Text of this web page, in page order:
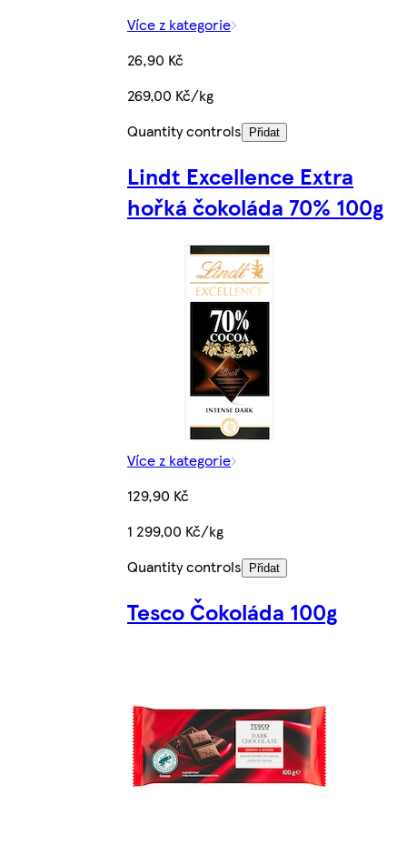
Více z kategorie
26,90 Kč
269,00 Kč/kg
Quantity controls
Přidat
Lindt Excellence Extra
hořká čokoláda 70% 100g
Více z kategorie
129,90 Kč
1 299,00 Kč/kg
Quantity controls
Přidat
Tesco Čokoláda 100g